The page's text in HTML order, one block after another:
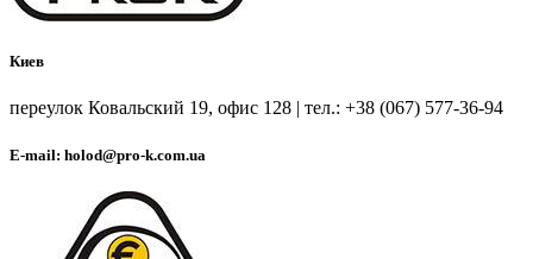
Киев
переулок Ковальский 19, офис 128 | тел.: +38 (067) 577-36-94
E-mail: holod@pro-k.com.ua